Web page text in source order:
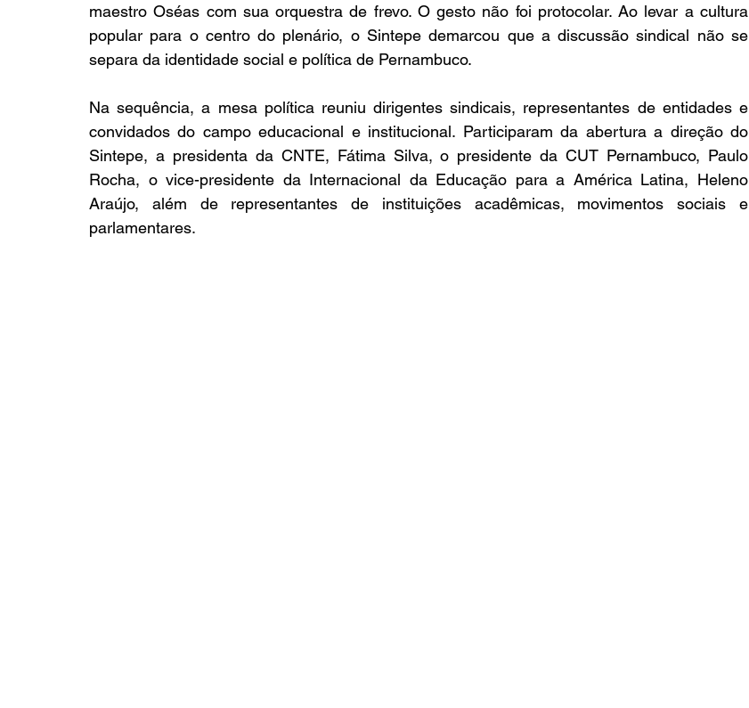
maestro Oséas com sua orquestra de frevo. O gesto não foi protocolar. Ao levar a cultura
popular para o centro do plenário, o Sintepe demarcou que a discussão sindical não se
separa da identidade social e política de Pernambuco.
Na sequência, a mesa política reuniu dirigentes sindicais, representantes de entidades e
convidados do campo educacional e institucional. Participaram da abertura a direção do
Sintepe, a presidenta da CNTE, Fátima Silva, o presidente da CUT Pernambuco, Paulo
Rocha, o vice-presidente da Internacional da Educação para a América Latina, Heleno
Araújo, além de representantes de instituições acadêmicas, movimentos sociais e
parlamentares.